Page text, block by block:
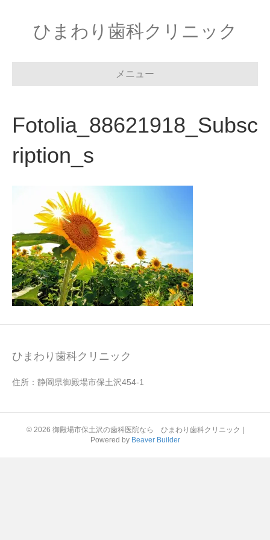
ひまわり歯科クリニック
メニュー
Fotolia_88621918_Subsc
ription_s
ひまわり歯科クリニック
住所：静岡県御殿場市保土沢454-1
© 2026 御殿場市保土沢の歯科医院なら ひまわり歯科クリニック
Powered by Beaver Builder